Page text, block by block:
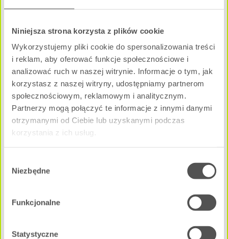
Niniejsza strona korzysta z plików cookie
Wykorzystujemy pliki cookie do spersonalizowania treści
i reklam, aby oferować funkcje społecznościowe i
analizować ruch w naszej witrynie. Informacje o tym, jak
korzystasz z naszej witryny, udostępniamy partnerom
społecznościowym, reklamowym i analitycznym.
Partnerzy mogą połączyć te informacje z innymi danymi
otrzymanymi od Ciebie lub uzyskanymi podczas
korzystania z ich usług.
zgody
Niezbędne
Funkcjonalne
Statystyczne
1 pokój|Parter
Pow. użytkowa:
29.04 m
Cena całkowita mieszkania:
313 632 zł
NEGOCJUJ CENĘ
A - A2M3 Dostępne